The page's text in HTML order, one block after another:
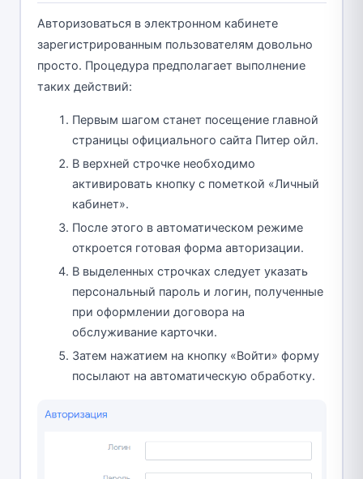
Авторизоваться в электронном кабинете
зарегистрированным пользователям довольно
просто. Процедура предполагает выполнение
таких действий:
Первым шагом станет посещение главной
страницы официального сайта Питер ойл.
В верхней строчке необходимо
активировать кнопку с пометкой «Личный
кабинет».
После этого в автоматическом режиме
откроется готовая форма авторизации.
В выделенных строчках следует указать
персональный пароль и логин, полученные
при оформлении договора на
обслуживание карточки.
Затем нажатием на кнопку «Войти» форму
посылают на автоматическую обработку.